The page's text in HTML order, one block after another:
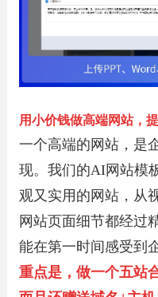
用小价钱做高端网站，
一个高端的网站，是
现。我们的AI网站模
观又实用的网站，从
网站页面细节都经过
能在第一时间感受到
重点是，做一个五站